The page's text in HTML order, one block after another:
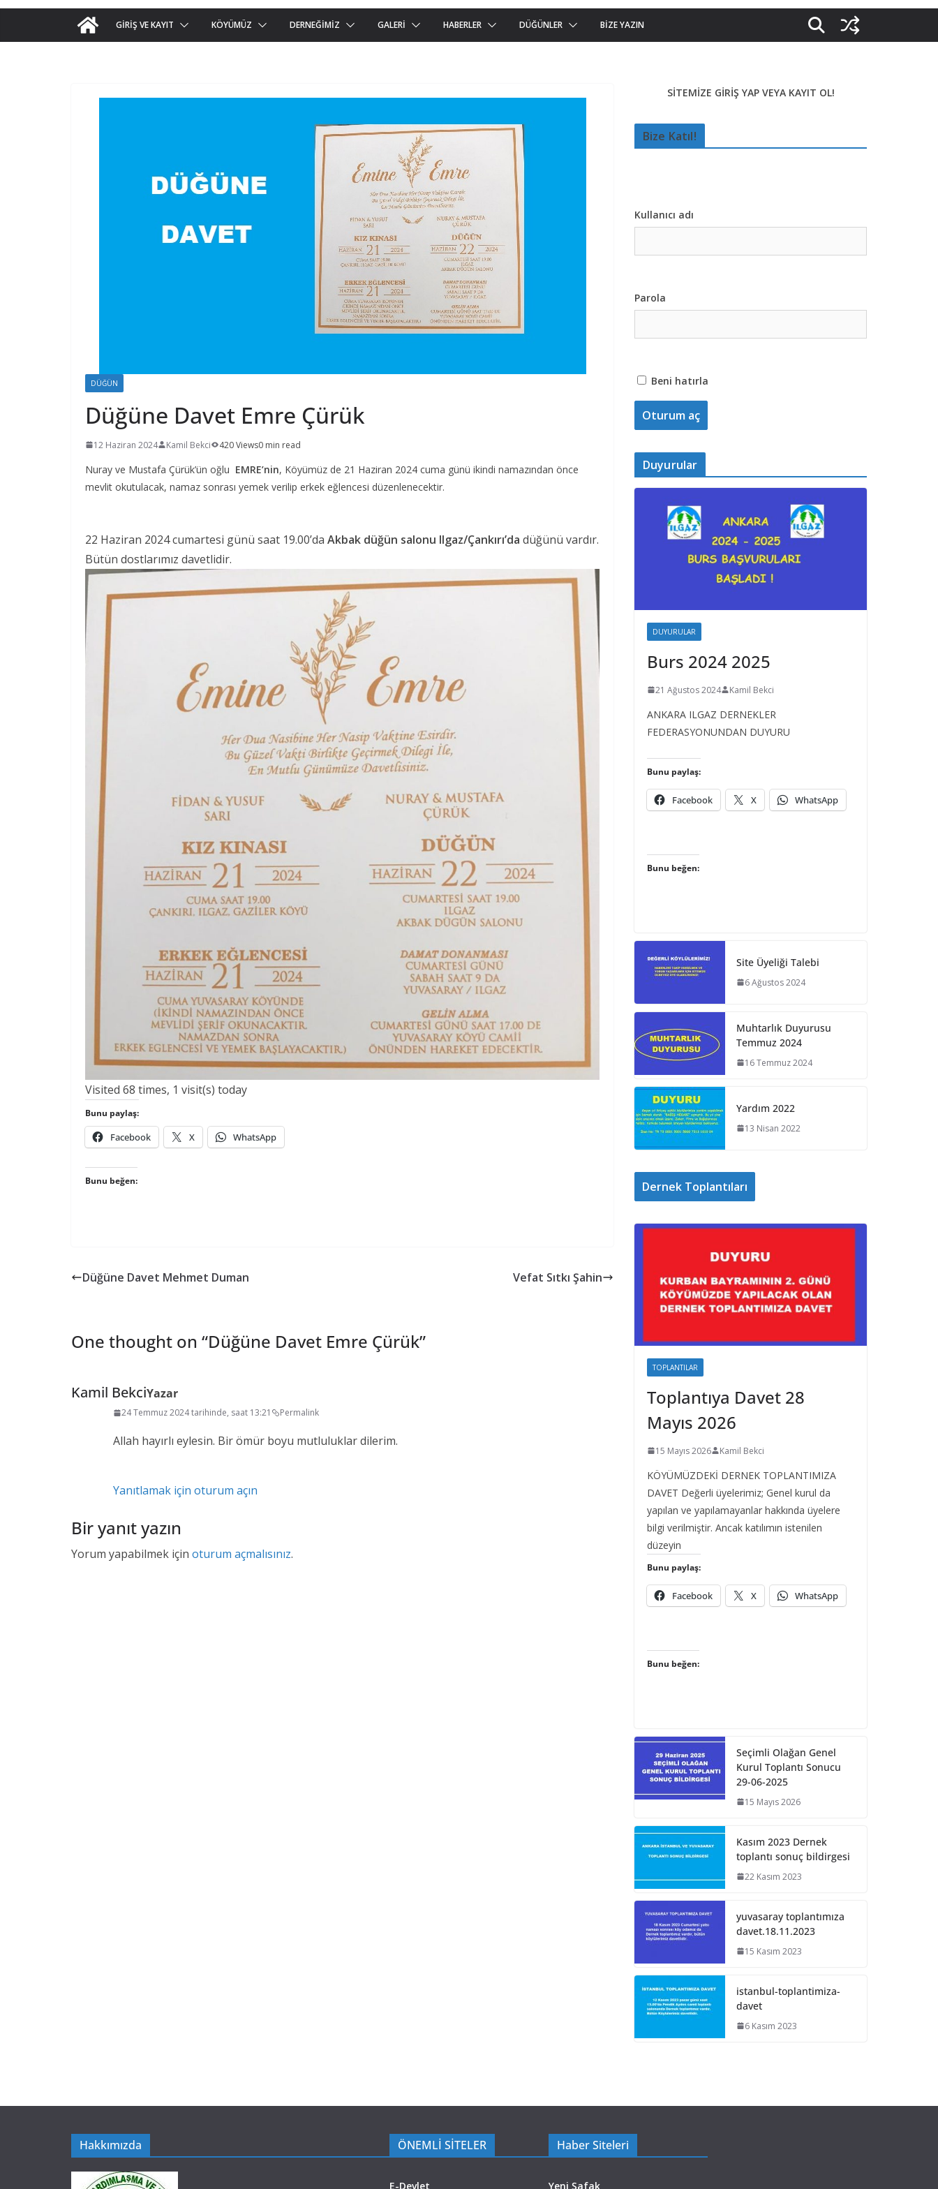
GIRIŞ VE KAYIT KÖYÜMÜZ DERNEĞIMIZ GALERI HABERLER DÜĞÜNLER BIZE YAZIN
DÜĞÜN
Düğüne Davet Emre Çürük
12 Haziran 2024 Kamil Bekci 420 Views0 min read
Nuray ve Mustafa Çürük’ün oğlu EMRE’nin, Köyümüz de 21 Haziran 2024 cuma günü ikindi namazından önce
mevlit okutulacak, namaz sonrası yemek verilip erkek eğlencesi düzenlenecektir.
22 Haziran 2024 cumartesi günü saat 19.00’da Akbak düğün salonu Ilgaz/Çankırı’da düğünü vardır.
Bütün dostlarımız davetlidir.
Visited 68 times, 1 visit(s) today
Bunu paylaş:
Facebook X WhatsApp
Bunu beğen:
Düğüne Davet Mehmet Duman Vefat Sıtkı Şahin
One thought on “Düğüne Davet Emre Çürük”
Kamil BekciYazar
24 Temmuz 2024 tarihinde, saat 13:21 Permalink
Allah hayırlı eylesin. Bir ömür boyu mutluluklar dilerim.
Yanıtlamak için oturum açın
Bir yanıt yazın
Yorum yapabilmek için oturum açmalısınız.
SİTEMİZE GİRİŞ YAP VEYA KAYIT OL!
Bize Katıl!
Kullanıcı adı
Parola
Beni hatırla
Duyurular
DUYURULAR
Burs 2024 2025
21 Ağustos 2024 Kamil Bekci
ANKARA ILGAZ DERNEKLER
FEDERASYONUNDAN DUYURU
Bunu paylaş:
Facebook X WhatsApp
Bunu beğen:
Site Üyeliği Talebi
6 Ağustos 2024
Muhtarlık Duyurusu
Temmuz 2024
16 Temmuz 2024
Yardım 2022
13 Nisan 2022
Dernek Toplantıları
TOPLANTILAR
Toplantıya Davet 28
Mayıs 2026
15 Mayıs 2026 Kamil Bekci
KÖYÜMÜZDEKİ DERNEK TOPLANTIMIZA
DAVET Değerli üyelerimiz; Genel kurul da
yapılan ve yapılamayanlar hakkında üyelere
bilgi verilmiştir. Ancak katılımın istenilen
düzeyin
Bunu paylaş:
Facebook X WhatsApp
Bunu beğen:
Seçimli Olağan Genel
Kurul Toplantı Sonucu
29-06-2025
15 Mayıs 2026
Kasım 2023 Dernek
toplantı sonuç bildirgesi
22 Kasım 2023
yuvasaray toplantımıza
davet.18.11.2023
15 Kasım 2023
istanbul-toplantimiza-
davet
6 Kasım 2023
Hakkımızda ÖNEMLİ SİTELER
E-Devlet
Haber Siteleri
Yeni Şafak